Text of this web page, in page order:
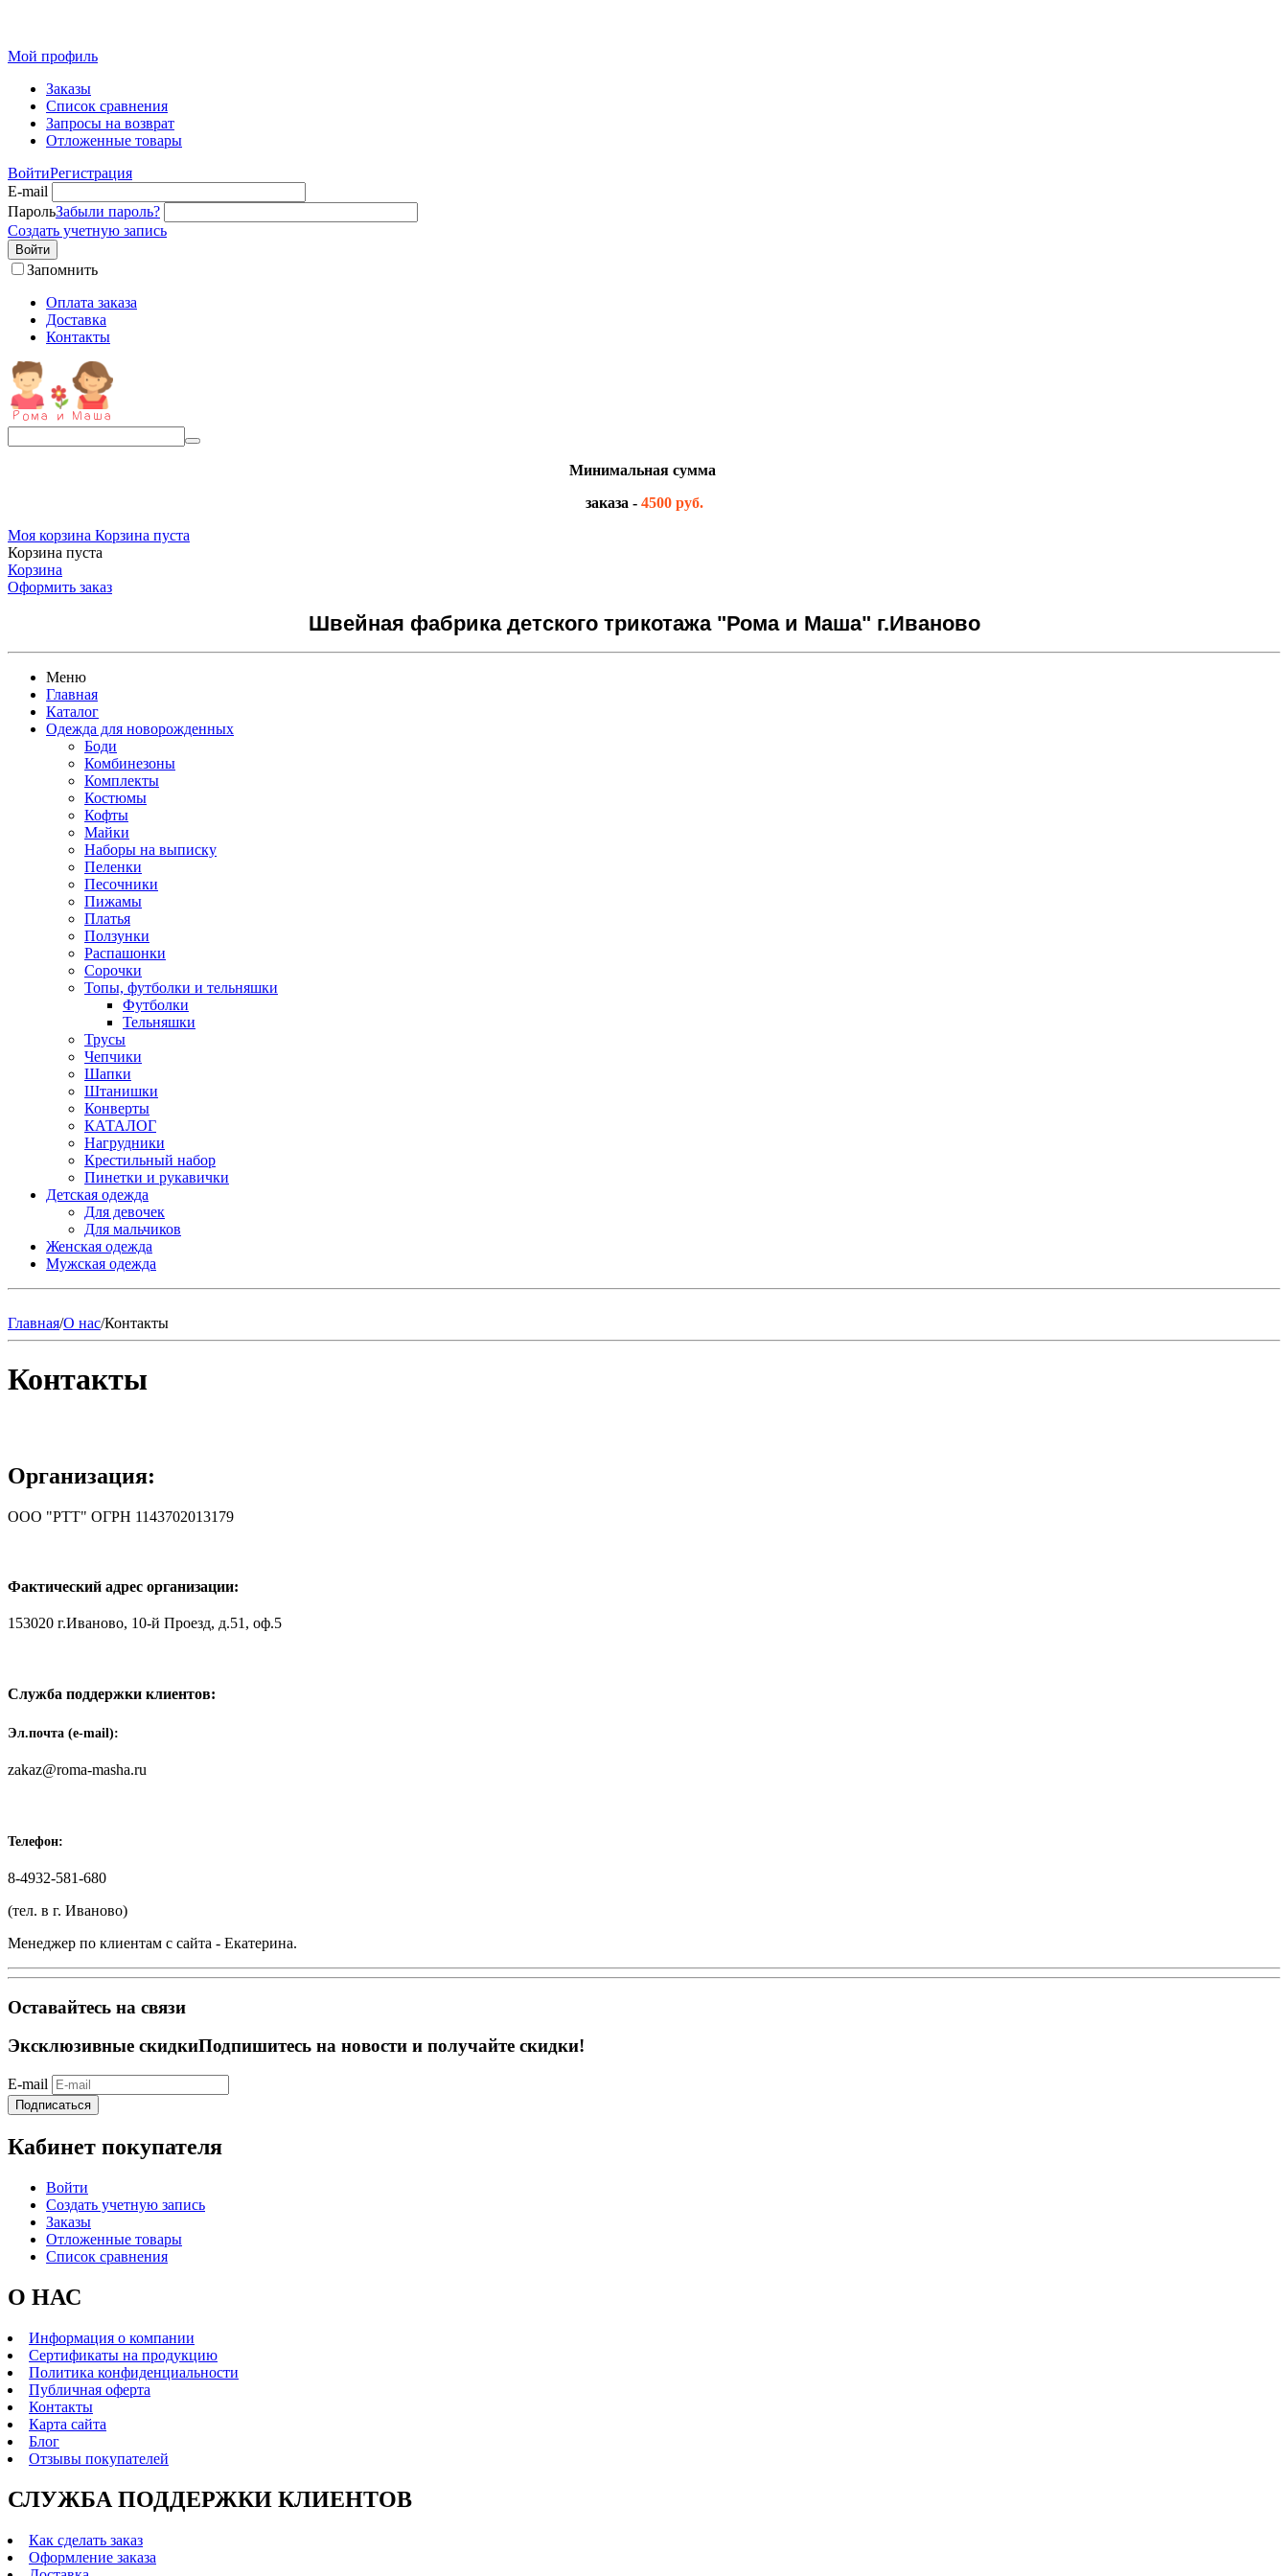
Мой профиль
Заказы
Список сравнения
Запросы на возврат
Отложенные товары
ВойтиРегистрация
E-mail
ПарольЗабыли пароль?
Создать учетную запись
Войти
Запомнить
Оплата заказа
Доставка
Контакты
Минимальная сумма
заказа - 4500 руб.
Моя корзина Корзина пуста
Корзина пуста
Корзина
Оформить заказ
Швейная фабрика детского трикотажа "Рома и Маша" г.Иваново
Меню
Главная
Каталог
Одежда для новорожденных
Боди
Комбинезоны
Комплекты
Костюмы
Кофты
Майки
Наборы на выписку
Пеленки
Песочники
Пижамы
Платья
Ползунки
Распашонки
Сорочки
Топы, футболки и тельняшки
Футболки
Тельняшки
Трусы
Чепчики
Шапки
Штанишки
Конверты
КАТАЛОГ
Нагрудники
Крестильный набор
Пинетки и рукавички
Детская одежда
Для девочек
Для мальчиков
Женская одежда
Мужская одежда
Главная/О нас/Контакты
Контакты
Организация:
ООО "РТТ" ОГРН 1143702013179
Фактический адрес организации:
153020 г.Иваново, 10-й Проезд, д.51, оф.5
Служба поддержки клиентов:
Эл.почта (e-mail):
zakaz@roma-masha.ru
Телефон:
8-4932-581-680
(тел. в г. Иваново)
Менеджер по клиентам с сайта - Екатерина.
Оставайтесь на связи
Эксклюзивные скидкиПодпишитесь на новости и получайте скидки!
E-mail
Подписаться
Кабинет покупателя
Войти
Создать учетную запись
Заказы
Отложенные товары
Список сравнения
О НАС
Информация о компании
Сертификаты на продукцию
Политика конфиденциальности
Публичная оферта
Контакты
Карта сайта
Блог
Отзывы покупателей
СЛУЖБА ПОДДЕРЖКИ КЛИЕНТОВ
Как сделать заказ
Оформление заказа